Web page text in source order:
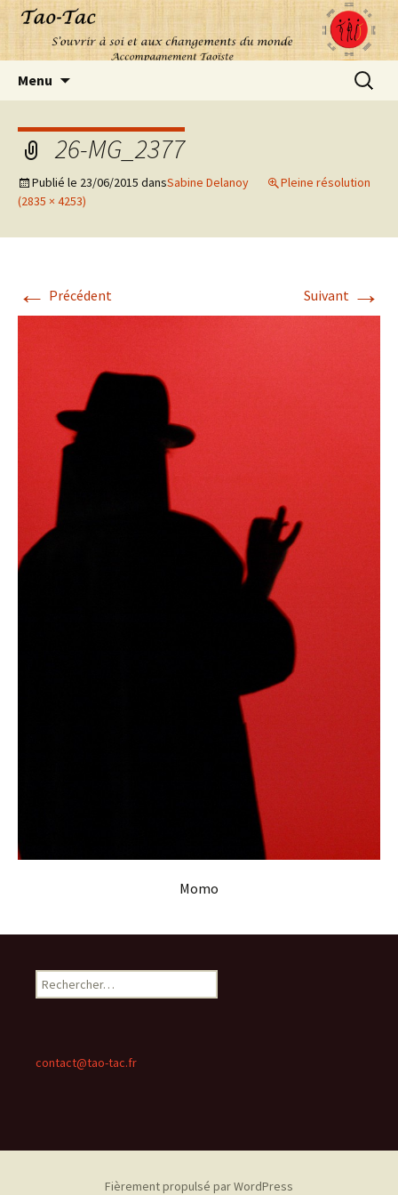
Menu
26-MG_2377
Publié le 23/06/2015 dansSabine Delanoy
Pleine résolution
(2835 × 4253)
← Précédent Suivant →
Momo
Rechercher :
contact@tao-tac.fr
Fièrement propulsé par WordPress